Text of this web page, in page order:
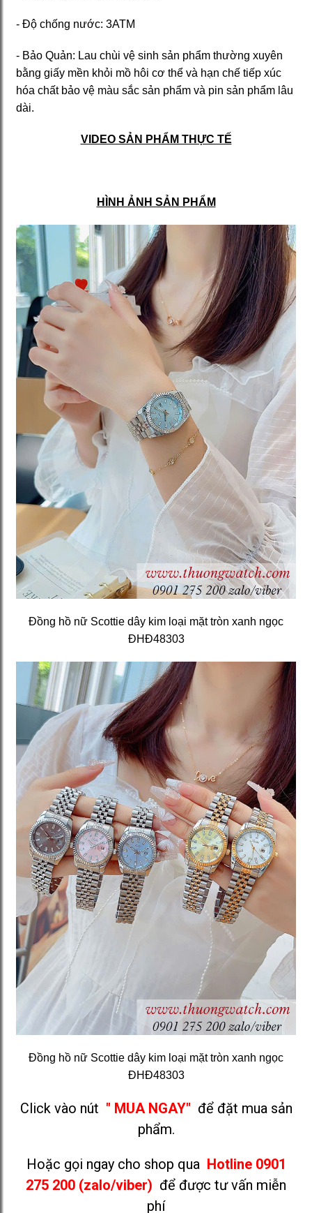
- Độ chống nước: 3ATM
- Bảo Quản: Lau chùi vệ sinh sản phẩm thường xuyên
bằng giấy mền khỏi mồ hôi cơ thể và hạn chế tiếp xúc
hóa chất bảo vệ màu sắc sản phẩm và pin sản phẩm lâu
dài.
VIDEO SẢN PHẨM THỰC TẾ
HÌNH ẢNH SẢN PHẨM
Đồng hồ nữ Scottie dây kim loại mặt tròn xanh ngọc
ĐHĐ48303
Đồng hồ nữ Scottie dây kim loại mặt tròn xanh ngọc
ĐHĐ48303
Click vào nút " MUA NGAY" để đặt mua sản
phẩm.
Hoặc gọi ngay cho shop qua Hotline 0901
275 200 (zalo/viber) để được tư vấn miễn
phí